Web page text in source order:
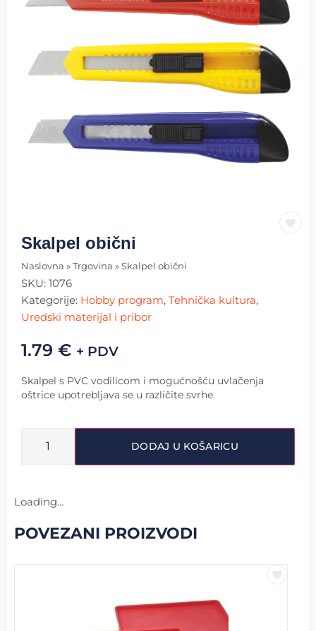
Skalpel obični
Naslovna » Trgovina » Skalpel obični
SKU: 1076
Kategorije: Hobby program, Tehnička kultura,
Uredski materijal i pribor
1.79 € + PDV
Skalpel s PVC vodilicom i mogućnošću uvlačenja
oštrice upotrebljava se u različite svrhe.
DODAJ U KOŠARICU
Loading...
POVEZANI PROIZVODI